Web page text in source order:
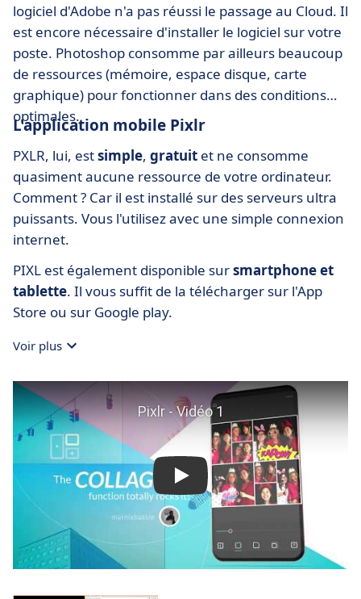
logiciel d'Adobe n'a pas réussi le passage au Cloud. Il
est encore nécessaire d'installer le logiciel sur votre
poste. Photoshop consomme par ailleurs beaucoup
de ressources (mémoire, espace disque, carte
graphique) pour fonctionner dans des conditions
optimales.
L'application mobile Pixlr
PXLR, lui, estsimple, gratuit et ne consomme
quasiment aucune ressource de votre ordinateur.
Comment ? Car il est installé sur des serveurs ultra
puissants. Vous l'utilisez avec une simple connexion
internet.
PIXL est également disponible sursmartphone et
tablette. Il vous suffit de la télécharger sur l'App
Store ou sur Google play.
Voir plus